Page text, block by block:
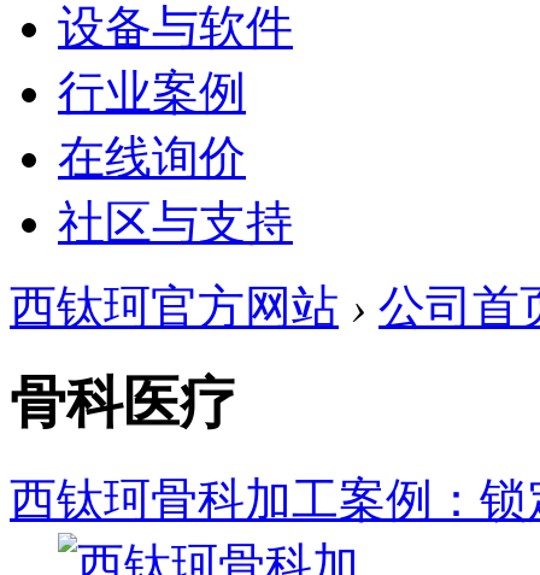
设备与软件
行业案例
在线询价
社区与支持
西钛珂官方网站 › 公司首
骨科医疗
西钛珂骨科加工案例：